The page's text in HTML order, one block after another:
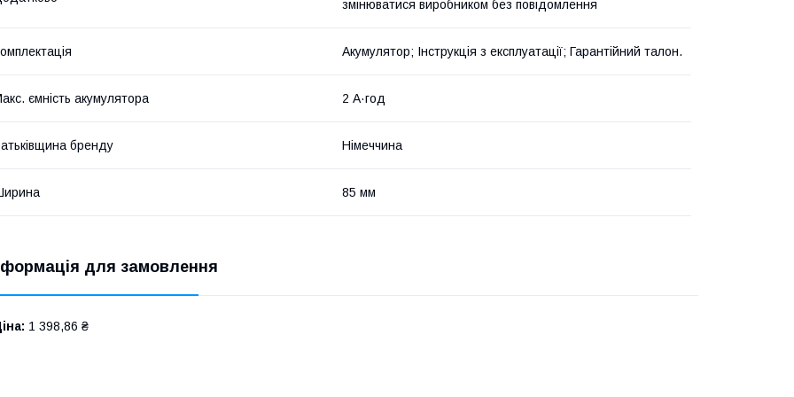
змінюватися виробником без повідомлення
Акумулятор; Інструкція з експлуатації; Гарантійний талон.
ємність акумулятора 2 А·год
бренду Німеччина
85 мм
для замовлення
1 398,86 ₴